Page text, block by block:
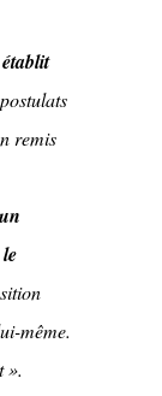
remis
même.
».